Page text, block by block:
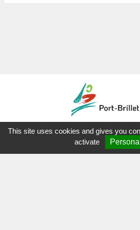
Mon
NOUS CONTACTER
This site uses cookies and gives you
activate